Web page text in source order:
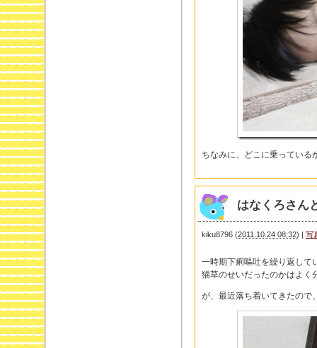
ちなみに、どこに乗っている
はなくろさん
kiku8796 (2011.10.24 08:32) | 写
一時期下痢嘔吐を繰り返して
猫草のせいだったのかはよく
が、最近落ち着いてきたので